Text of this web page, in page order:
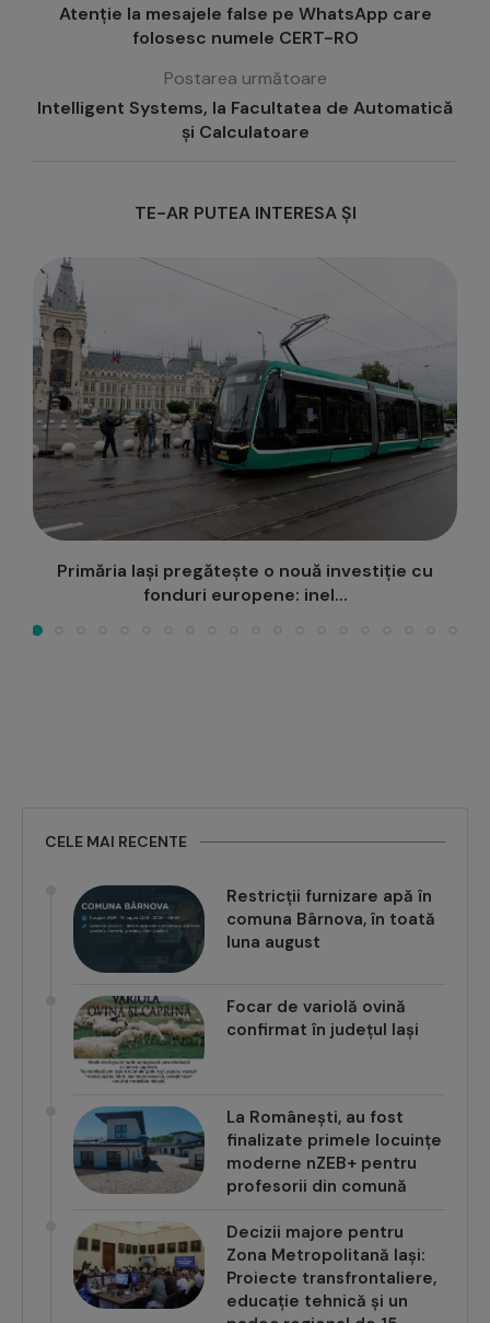
Atenție la mesajele false pe WhatsApp care
folosesc numele CERT-RO
Postarea următoare
Intelligent Systems, la Facultatea de Automatică
și Calculatoare
TE-AR PUTEA INTERESA ȘI
S-au instalat defibrilatoarele semi-automate în
10 locații din Municipiul Iași
CELE MAI RECENTE
Restricții furnizare apă în
comuna Bârnova, în toată
luna august
Focar de variolă ovină
confirmat în județul Iași
La Românești, au fost
finalizate primele locuințe
moderne nZEB+ pentru
profesorii din comună
Decizii majore pentru
Zona Metropolitană Iași:
Proiecte transfrontaliere,
educație tehnică și un